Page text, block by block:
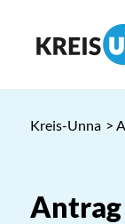
Kreis-Unna >